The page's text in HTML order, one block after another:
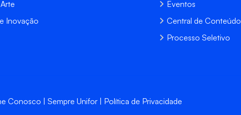
Inovação
Eventos
Central de Conteúdo
Processo Seletivo
Conosco Sempre Unifor Política de Privacidade